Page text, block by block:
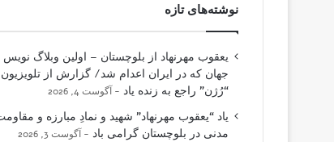
نوشته‌های تازه
یعقوب مهرنهاد از بلوچستان – اولین وبلاگ نویس
جهان که در ایران اعدام شد/ گزارش از تلویزیون
“رُژن” راجع به زنده یاد
آگوست 4, 2026
یاد “یعقوب مهرنهاد” شهید و نمادِ مبارزه و
مدنی در بلوچستان گرامی باد
آگوست 3, 2026